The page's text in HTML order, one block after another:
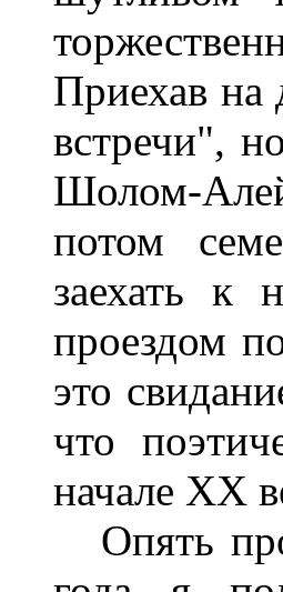
Приехав на
встречи",
Шолом-
потом
заехать к
проездом
это
что
начале XX
Опять